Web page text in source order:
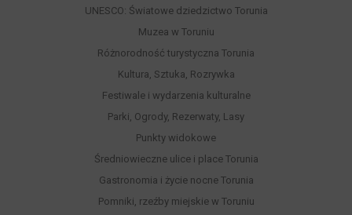
UNESCO: Światowe dziedzictwo Torunia
Muzea w Toruniu
Różnorodność turystyczna Torunia
Kultura, Sztuka, Rozrywka
Festiwale i wydarzenia kulturalne
Parki, Ogrody, Rezerwaty, Lasy
Punkty widokowe
Średniowieczne ulice i place Torunia
Gastronomia i życie nocne Torunia
Pomniki, rzeźby miejskie w Toruniu